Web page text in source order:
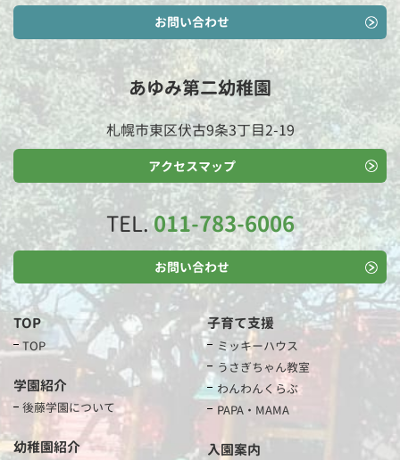
お問い合わせ
あゆみ第二幼稚園
札幌市東区伏古9条3丁目2-19
アクセスマップ
TEL.011-783-6006
お問い合わせ
TOP
TOP
学園紹介
後藤学園について
幼稚園紹介
子育て支援
ミッキーハウス
うさぎちゃん教室
わんわんくらぶ
PAPA・MAMA
入園案内